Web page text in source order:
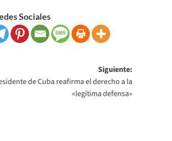
Sociales
Siguiente:
de Cuba reafirma el derecho a la
«legítima defensa»